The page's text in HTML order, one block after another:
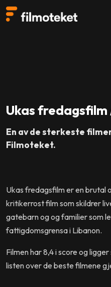
Ukas fredagsfilm
En av de sterkeste
Filmoteket.
Ukas fredagsfilm er en brutal
kritikerrost film som skildrer
gatebarn og og familier som
fattigdomsgrensa i Libanon.
Filmen har 8,4 i score og
listen over de beste filmene